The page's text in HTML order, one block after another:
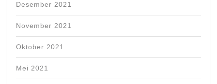
Desember 2021
November 2021
Oktober 2021
Mei 2021